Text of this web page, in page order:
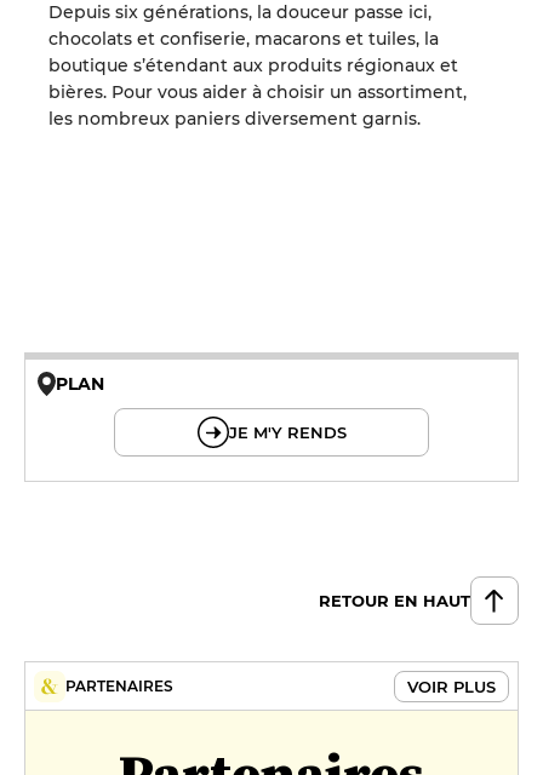
Depuis six générations, la douceur passe ici,
chocolats et confiserie, macarons et tuiles, la
boutique s’étendant aux produits régionaux et
bières. Pour vous aider à choisir un assortiment,
les nombreux paniers diversement garnis.
PLAN
JE M'Y RENDS
RETOUR EN HAUT
PARTENAIRES VOIR PLUS